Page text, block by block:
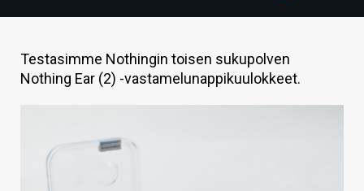
TECHBBS
TIETOA
HINTA.FI
VAIHDA TEEMA
Testasimme Nothingin toisen sukupolven
Nothing Ear (2) -vastamelunappikuulokkeet.